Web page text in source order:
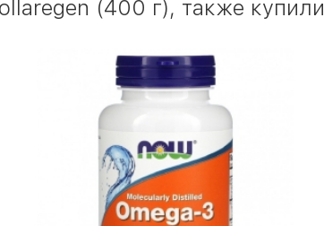
(400 г), также купили